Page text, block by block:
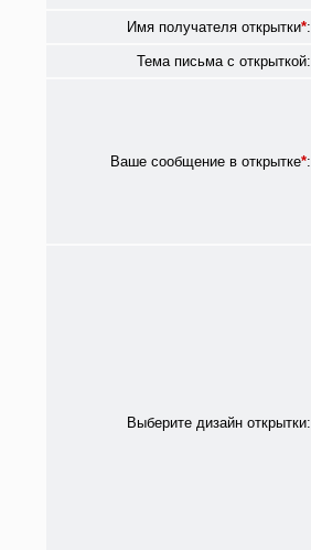
Имя получателя открытки*:
Тема письма с открыткой:
Ваше сообщение в открытке*:
Выберите дизайн открытки: